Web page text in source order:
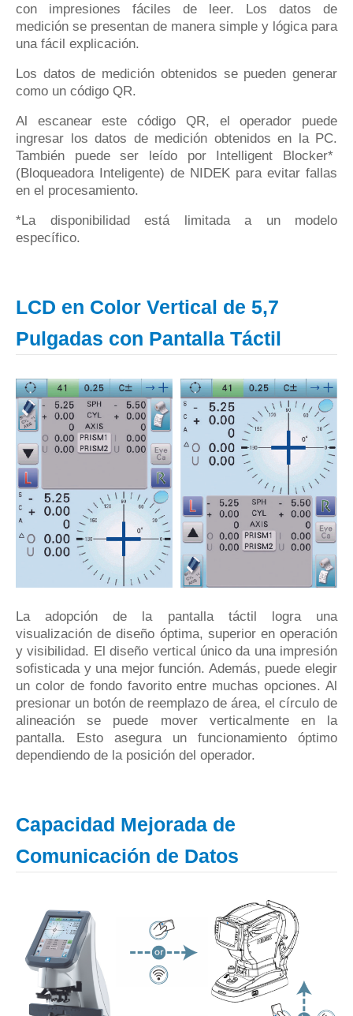
con impresiones fáciles de leer.
Los datos de
medición se presentan de manera simple y lógica para
una fácil explicación.
Los datos de medición obtenidos se pueden generar
como un código QR.
Al escanear este código QR, el operador puede
ingresar los datos de medición obtenidos en la PC.
También puede ser leído por Intelligent Blocker*
(Bloqueadora Inteligente) de NIDEK para evitar fallas
en el procesamiento.
*La disponibilidad está limitada a un modelo
específico.
LCD en Color Vertical de 5,7
Pulgadas con Pantalla Táctil
La adopción de la pantalla táctil logra una
visualización de diseño óptima, superior en operación
y visibilidad. El diseño vertical único da una impresión
sofisticada y una mejor función. Además, puede elegir
un color de fondo favorito entre muchas opciones. Al
presionar un botón de reemplazo de área, el círculo de
alineación se puede mover verticalmente en la
pantalla.
Esto asegura un funcionamiento óptimo
dependiendo de la posición del operador.
Capacidad Mejorada de
Comunicación de Datos